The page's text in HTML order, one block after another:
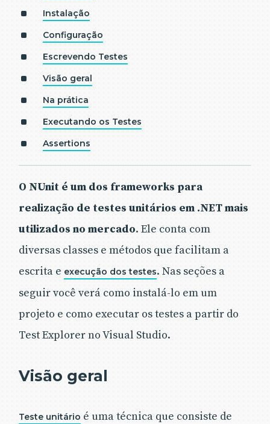
Instalação
Configuração
Escrevendo Testes
Visão geral
Na prática
Executando os Testes
Assertions
O NUnit é um dos frameworks para
realização de testes unitários em .NET mais
utilizados no mercado. Ele conta com
diversas classes e métodos que facilitam a
escrita e execução dos testes. Nas seções a
seguir você verá como instalá-lo em um
projeto e como executar os testes a partir do
Test Explorer no Visual Studio.
Visão geral
Teste unitário é uma técnica que consiste de